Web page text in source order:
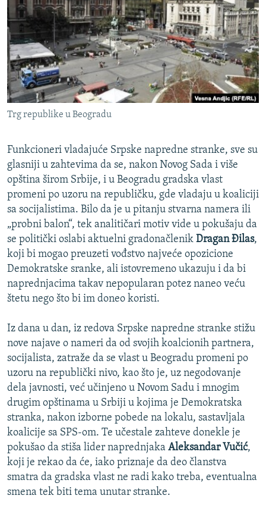
ISPRIČAJ MI
DNEVNO@RSE
SPECIJALI RSE
VIŠE OD NASLOVA
GENOCID U SREBRENICI
POPLAVE I KLIZIŠTA U BIH 2024.
POST SCRIPTUM
MOJA EVROPA
TRI DECENIJE OD RATA U BIH
SVE KARTE DEJTONA
NASTANAK I RASPAD JUGOSLAVIJE
PRATITE NAS
Sve RFE/RL stranice
Trg republike u Beogradu
Funkcioneri vladajuće Srpske napredne stranke, sve su
glasniji u zahtevima da se, nakon Novog Sada i više
opština širom Srbije, i u Beogradu gradska vlast
promeni po uzoru na republičku, gde vladaju u koaliciji
sa socijalistima. Bilo da je u pitanju stvarna namera ili
„probni balon“, tek analitičari motiv vide u pokušaju da
se politički oslabi aktuelni gradonačlenik Dragan Đilas,
koji bi mogao preuzeti vođstvo najveće opozicione
Demokratske sranke, ali istovremeno ukazuju i da bi
naprednjacima takav nepopularan potez naneo veću
štetu nego što bi im doneo koristi.
Iz dana u dan, iz redova Srpske napredne stranke stižu
nove najave o nameri da od svojih koalcionih partnera,
socijalista, zatraže da se vlast u Beogradu promeni po
uzoru na republički nivo, kao što je, uz negodovanje
dela javnosti, već učinjeno u Novom Sadu i mnogim
drugim opštinama u Srbiji u kojima je Demokratska
stranka, nakon izborne pobede na lokalu, sastavljala
koalicije sa SPS-om. Te učestale zahteve donekle je
pokušao da stiša lider naprednjaka Aleksandar Vučić,
koji je rekao da će, iako priznaje da deo članstva
smatra da gradska vlast ne radi kako treba, eventualna
smena tek biti tema unutar stranke.